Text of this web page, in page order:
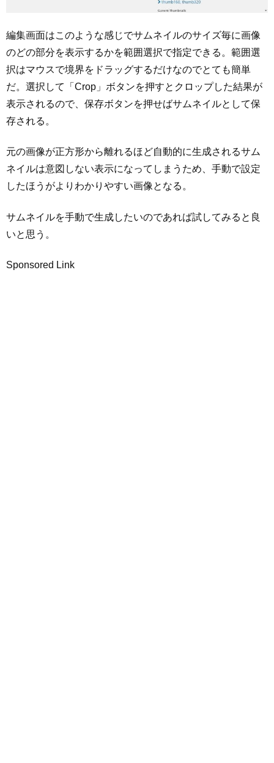
編集画面はこのような感じでサムネイルのサイズ毎に画像
のどの部分を表示するかを範囲選択で指定できる。範囲選
択はマウスで境界をドラッグするだけなのでとても簡単
だ。選択して「Crop」ボタンを押すとクロップした結果が
表示されるので、保存ボタンを押せばサムネイルとして保
存される。
元の画像が正方形から離れるほど自動的に生成されるサム
ネイルは意図しない表示になってしまうため、手動で設定
したほうがよりわかりやすい画像となる。
サムネイルを手動で生成したいのであれば試してみると良
いと思う。
Sponsored Link